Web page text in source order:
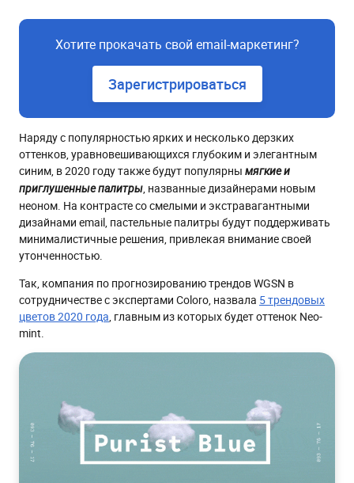
Хотите прокачать свой email-маркетинг?
Зарегистрироваться
Наряду с популярностью ярких и несколько дерзких
оттенков, уравновешивающихся глубоким и элегантным
синим, в 2020 году также будут популярны мягкие и
приглушенные палитры, названные дизайнерами новым
неоном. На контрасте со смелыми и экстравагантными
дизайнами email, пастельные палитры будут поддерживать
минималистичные решения, привлекая внимание своей
утонченностью.
Так, компания по прогнозированию трендов WGSN в
сотрудничестве с экспертами Coloro, назвала 5 трендовых
цветов 2020 года, главным из которых будет оттенок Neo-
mint.